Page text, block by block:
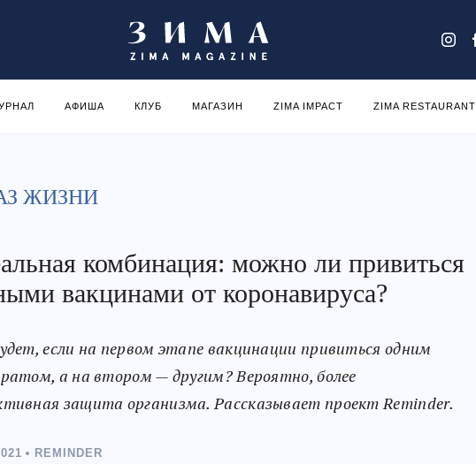
АФИША КЛУБ МАГАЗИН ZIMA IMPACT ZIMA RESTAURANT
ЖИЗНИ
комбинация: можно ли привиться
вакцинами от коронавируса?
если на первом этапе вакцинации привиться одним
а на втором — другим? Вероятно, более
защита организма. Рассказывает проект Reminder.
REMINDER